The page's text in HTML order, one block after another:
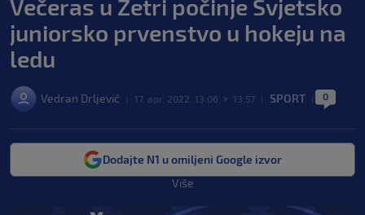
Večeras u Zetri počinje Svjetsko
juniorsko prvenstvo u hokeju na
ledu
Vedran Drljević 17. apr. 2022. 13:06 > 13:57 SPORT 0
Dodajte N1 u omiljeni Google izvor
Više